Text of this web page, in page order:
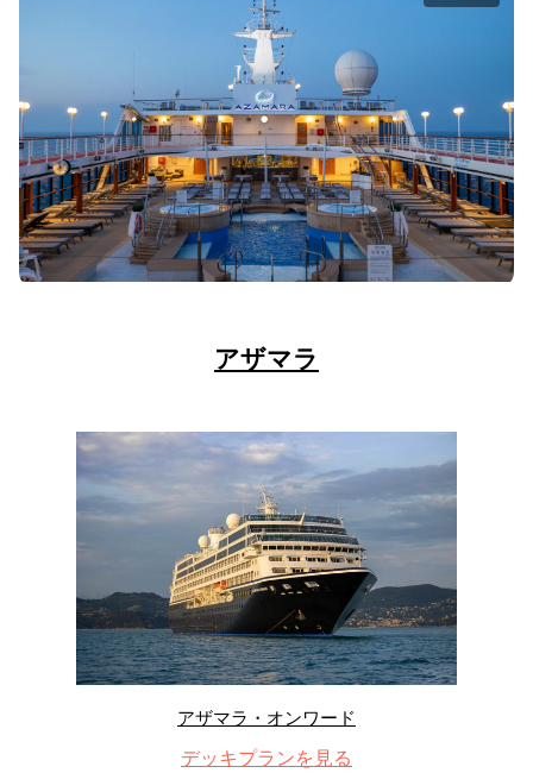
アザマラ
アザマラ・オンワード
デッキプランを見る